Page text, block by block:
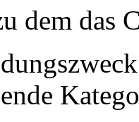
dem das